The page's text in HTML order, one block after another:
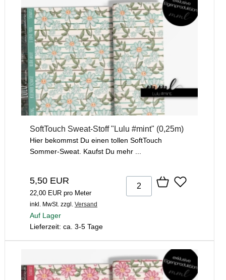
SoftTouch Sweat-Stoff "Lulu #mint" (0,25m)
Hier bekommst Du einen tollen SoftTouch
Sommer-Sweat. Kaufst Du mehr ...
5,50 EUR
22,00 EUR pro Meter
inkl. MwSt. zzgl. Versand
Auf Lager
Lieferzeit: ca. 3-5 Tage